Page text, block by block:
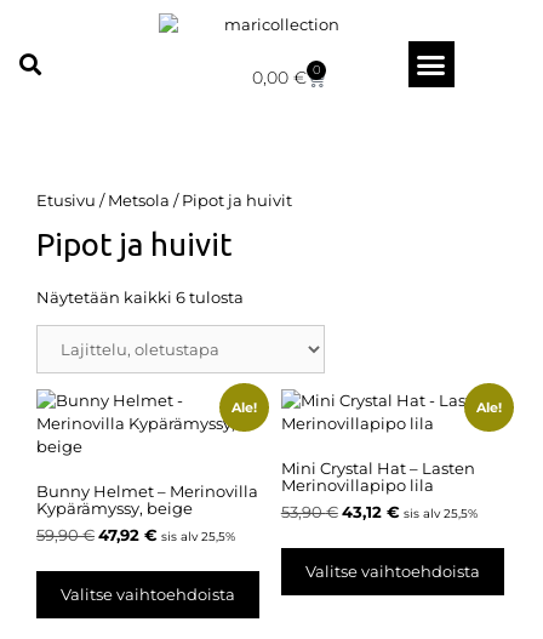
0,00 € 0
Etusivu /Metsola / Pipot ja huivit
Pipot ja huivit
Näytetään kaikki 6 tulosta
Ale!
Bunny Helmet – Merinovilla
Kypärämyssy, beige
59,90€47,92 € sis alv 25,5%
Valitse vaihtoehdoista
Ale!
Mini Crystal Hat – Lasten
Merinovillapipo lila
53,90€ 43,12 € sis alv 25,5%
Valitse vaihtoehdoista